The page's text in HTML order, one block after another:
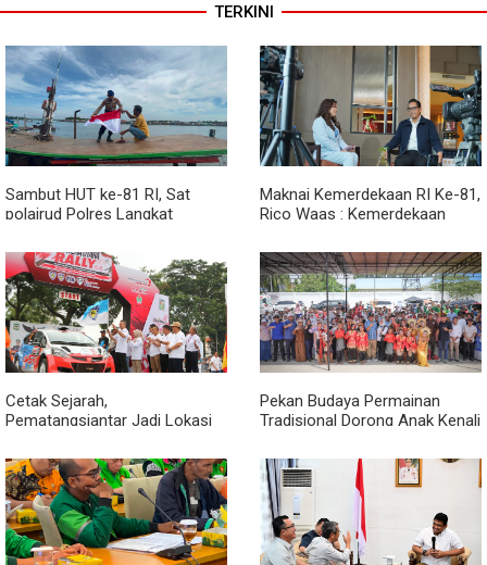
TERKINI
Sambut HUT ke-81 RI, Sat
polairud Polres Langkat
kepada Nelayan
Maknai Kemerdekaan RI Ke-81,
Rico Waas : Kemerdekaan
Lewat Peningkatan Pelayanan
Primer
Cetak Sejarah,
Pematangsiantar Jadi Lokasi
2026
Pekan Budaya Permainan
Tradisional Dorong Anak Kenali
Ketergantungan Gadget